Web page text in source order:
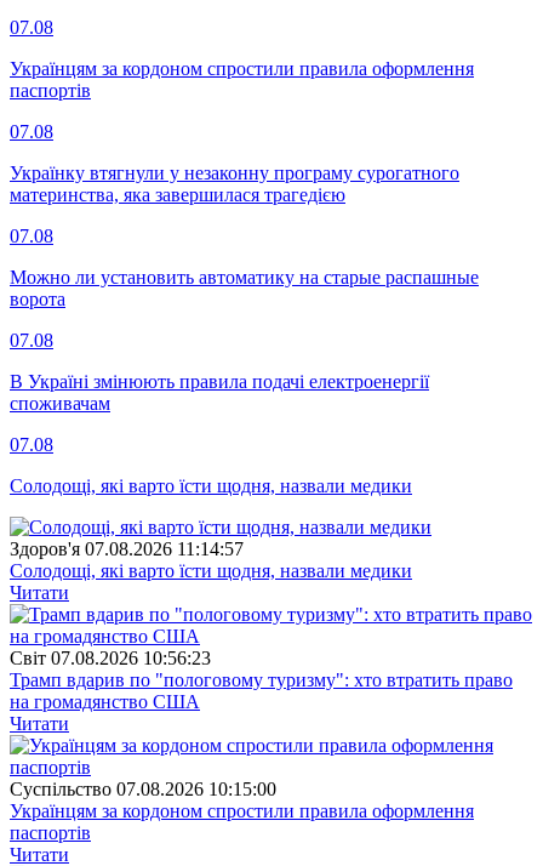
07.08
Українцям за кордоном спростили правила оформлення
паспортів
07.08
Українку втягнули у незаконну програму сурогатного
материнства, яка завершилася трагедією
07.08
Можно ли установить автоматику на старые распашные
ворота
07.08
В Україні змінюють правила подачі електроенергії
споживачам
07.08
Солодощі, які варто їсти щодня, назвали медики
Здоров'я 07.08.2026 11:14:57
Солодощі, які варто їсти щодня, назвали медики
Читати
Свiт 07.08.2026 10:56:23
Трамп вдарив по "пологовому туризму": хто втратить право
на громадянство США
Читати
Суспiльство 07.08.2026 10:15:00
Українцям за кордоном спростили правила оформлення
паспортів
Читати